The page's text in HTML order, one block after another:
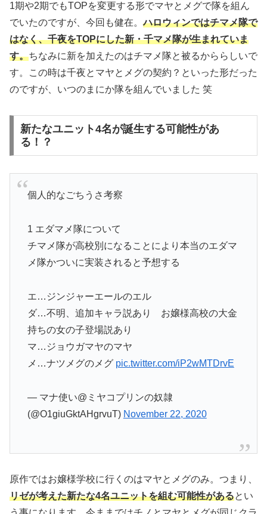
1期や2期でもTOPを変更する形でマヤとメグで隊を組ん
でいたのですが、今回も健在。ハロウィンではチマメ隊で
はなく、千夜をTOPにした新・千マメ隊が生まれていま
す。ちなみに新を加えたのはチマメ隊と被るかららしいで
す。この時は千夜とマヤとメグの契約？といった形だった
のですが、いつのまにか隊を組んでいました 笑
新たなユニット4名が誕生する可能性があ
る！？
個人的なごちうさ考察
1 エダマメ隊について
チマメ隊が高校別になることにより本当のエダマ
メ隊かついに実装されると予想する
エ…ジンジャーエールのエル
ダ…不明、追加キャラ説あり お嬢様高校の大金
持ちの女の子登場説あり
マ…ジョウガマヤのマヤ
メ…ナツメグのメグ pic.twitter.com/iP2wMTDrvE
— マナ使い@ミヤコプリンの奴隷
(@O1giuGktAHgrvuT) November 22, 2020
原作ではお嬢様学校に行くのはマヤとメグのみ。つまり、
リゼが考えた新たな4名ユニットを組む可能性があるとい